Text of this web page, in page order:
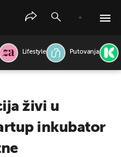
Lifestyle Putovanja
živi u
inkubator